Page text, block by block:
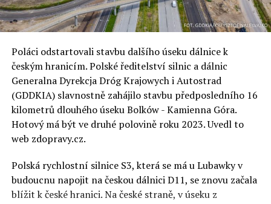
Poláci odstartovali stavbu dalšího úseku dálnice k
českým hranicím. Polské ředitelství silnic a dálnic
Generalna Dyrekcja Dróg Krajowych i Autostrad
(GDDKIA) slavnostně zahájilo stavbu předposledního 16
kilometrů dlouhého úseku Bolków -⁠ Kamienna Góra.
Hotový má být ve druhé polovině roku 2023. Uvedl to
web zdopravy.cz.
Polská rychlostní silnice S3, která se má u Lubawky v
budoucnu napojit na českou dálnici D11, se znovu začala
blížit k české hranici. Na české straně, v úseku z